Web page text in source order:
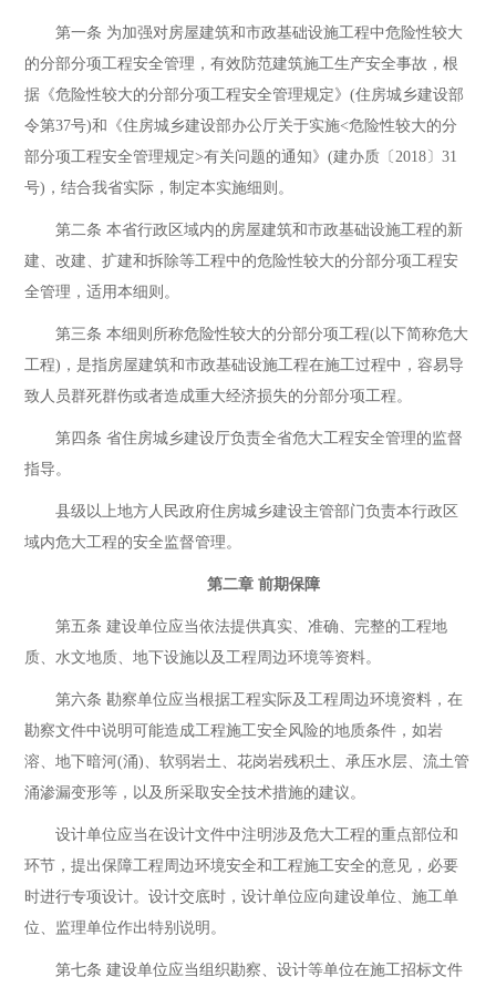
第一条 为加强对房屋建筑和市政基础设施工程中危险性较大
的分部分项工程安全管理，有效防范建筑施工生产安全事故，根
据《危险性较大的分部分项工程安全管理规定》(住房城乡建设部
令第37号)和《住房城乡建设部办公厅关于实施<危险性较大的分
部分项工程安全管理规定>有关问题的通知》(建办质〔2018〕31
号)，结合我省实际，制定本实施细则。
第二条 本省行政区域内的房屋建筑和市政基础设施工程的新
建、改建、扩建和拆除等工程中的危险性较大的分部分项工程安
全管理，适用本细则。
第三条 本细则所称危险性较大的分部分项工程(以下简称危大
工程)，是指房屋建筑和市政基础设施工程在施工过程中，容易导
致人员群死群伤或者造成重大经济损失的分部分项工程。
第四条 省住房城乡建设厅负责全省危大工程安全管理的监督
指导。
县级以上地方人民政府住房城乡建设主管部门负责本行政区
域内危大工程的安全监督管理。
第二章 前期保障
第五条 建设单位应当依法提供真实、准确、完整的工程地
质、水文地质、地下设施以及工程周边环境等资料。
第六条 勘察单位应当根据工程实际及工程周边环境资料，在
勘察文件中说明可能造成工程施工安全风险的地质条件，如岩
溶、地下暗河(涌)、软弱岩土、花岗岩残积土、承压水层、流土管
涌渗漏变形等，以及所采取安全技术措施的建议。
设计单位应当在设计文件中注明涉及危大工程的重点部位和
环节，提出保障工程周边环境安全和工程施工安全的意见，必要
时进行专项设计。设计交底时，设计单位应向建设单位、施工单
位、监理单位作出特别说明。
第七条 建设单位应当组织勘察、设计等单位在施工招标文件